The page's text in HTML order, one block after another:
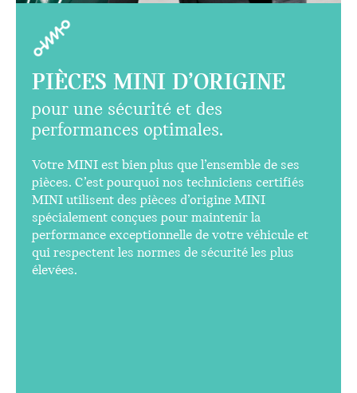
TECHNICIENS CERTIFIÉS
MINI
avec un savoir-faire garanti.
Nos techniciens certifiés MINI sont aussi
passionnés par votre MINI que vous. Ils disposent
de la formation, des technologies et des outils
nécessaires pour que votre véhicule fonctionne à
son plein potentiel pendant longtemps.